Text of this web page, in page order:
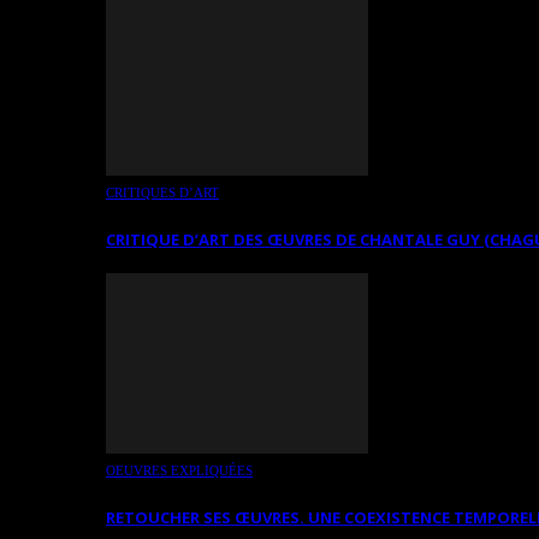
CRITIQUES D’ART
CRITIQUE D’ART DES ŒUVRES DE CHANTALE GUY
OEUVRES EXPLIQUÉES
RETOUCHER SES ŒUVRES. UNE COEXISTENCE